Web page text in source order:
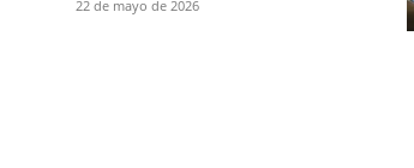
22 de mayo de 2026